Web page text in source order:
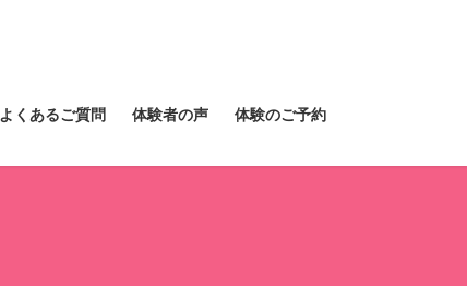
よくあるご質問 体験者の声 体験のご予約